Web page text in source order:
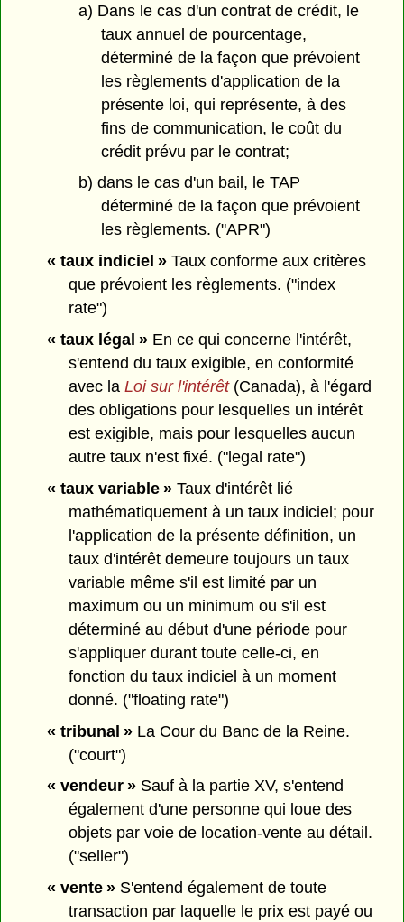
a) Dans le cas d'un contrat de crédit, le
taux annuel de pourcentage,
déterminé de la façon que prévoient
les règlements d'application de la
présente loi, qui représente, à des
fins de communication, le coût du
crédit prévu par le contrat;
b) dans le cas d'un bail, le TAP
déterminé de la façon que prévoient
les règlements. ("APR")
« taux indiciel »Taux conforme aux critères
que prévoient les règlements. ("index
rate")
« taux légal »En ce qui concerne l'intérêt,
s'entend du taux exigible, en conformité
avec laLoi sur l'intérêt (Canada), à l'égard
des obligations pour lesquelles un intérêt
est exigible, mais pour lesquelles aucun
autre taux n'est fixé. ("legal rate")
« taux variable »Taux d'intérêt lié
mathématiquement à un taux indiciel; pour
l'application de la présente définition, un
taux d'intérêt demeure toujours un taux
variable même s'il est limité par un
maximum ou un minimum ou s'il est
déterminé au début d'une période pour
s'appliquer durant toute celle-ci, en
fonction du taux indiciel à un moment
donné. ("floating rate")
« tribunal »La Cour du Banc de la Reine.
("court")
« vendeur »Sauf à la partie XV, s'entend
également d'une personne qui loue des
objets par voie de location-vente au détail.
("seller")
« vente »S'entend également de toute
transaction par laquelle le prix est payé ou